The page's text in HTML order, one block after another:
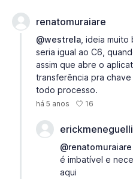
renatomuraiare
@westrela , ideia
seria igual ao C6,
assim que abre o
transferência pra chave
todo processo.
há 5 anos 16
erickmeneguelli
@renatomuraiare
é imbatível e
aqui